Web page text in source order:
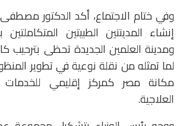
وفي ختام الاجتماع، أكد الدكتور
إنشاء المدينتين الطبيتين
ومدينة العلمين الجديدة تحظى بترحيب
لما تمثله من نقلة نوعية في تطوير
مكانة مصر كمركز إقليمي للخدمات
العلاجية.